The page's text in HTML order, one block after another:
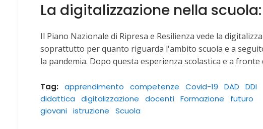
La digitalizzazione nella
Il Piano Nazionale di Ripresa e Resilienza vede la
soprattutto per quanto riguarda l'ambito scuola e a
la pandemia. Dopo questa esperienza scolastica e a
Tag: apprendimento competenze Covid-19 DAD
DDI
didattica
digitalizzazione docenti Formazione
futuro
giovani istruzione Scuola